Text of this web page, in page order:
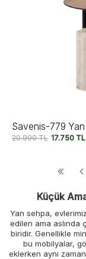
Savenis-779
20.990TL 17.750 TL
Küçük
Yan sehpa,
edilen ama aslında
biridir. Genellikle
bu mobilyalar,
eklerken aynı